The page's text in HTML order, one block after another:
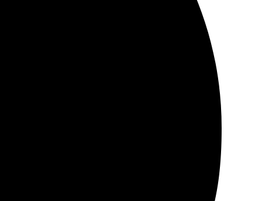
и быстрый. Получила товар в срок, качество
печати отличное, материалы приятные.